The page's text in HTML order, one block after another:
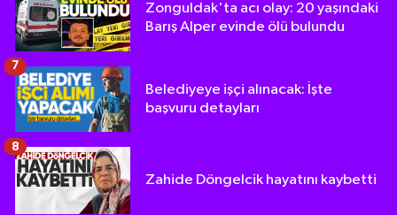
Zonguldak'ta acı olay: 20 yaşındaki
Barış Alper evinde ölü bulundu
Belediyeye işçi alınacak: İşte
başvuru detayları
7
Zahide Döngelcik hayatını kaybetti
8